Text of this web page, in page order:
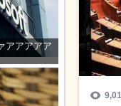
アアアアア